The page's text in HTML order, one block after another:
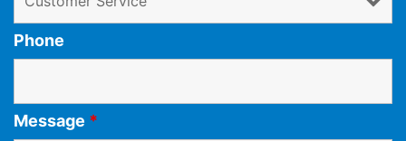
Phone
Message *